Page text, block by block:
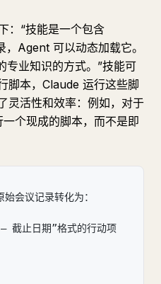
：“技能是一个包含
Agent 可以动态加载它。
专业知识的方式。”技能可
脚本，Claude 运行这些脚
灵活性和效率：例如，对于
个现成的脚本，而不是即
会议记录转化为：
止日期”格式的行动项